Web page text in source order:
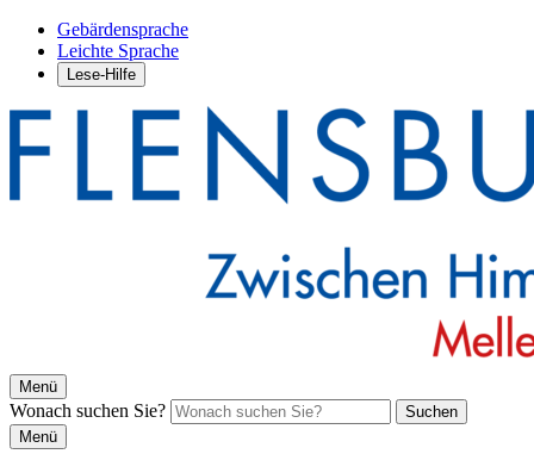
Gebärdensprache
Leichte Sprache
Lese-Hilfe
Menü
Wonach suchen Sie?
Suchen
Menü